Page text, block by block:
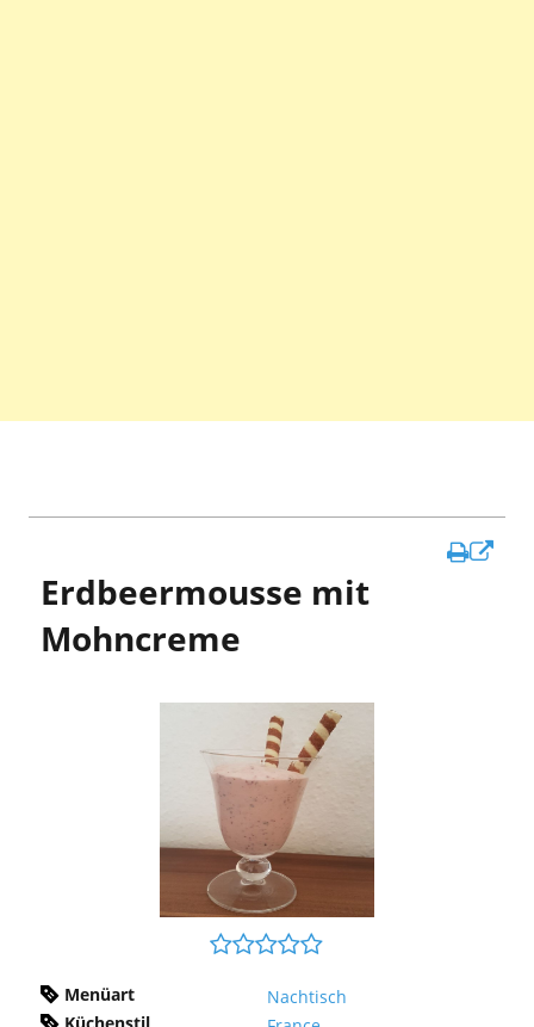
Erdbeermousse mit
Mohncreme
Menüart
Nachtisch